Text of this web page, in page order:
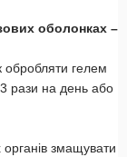
оболонках –
обробляти гелем
рази на день або
органів змащувати